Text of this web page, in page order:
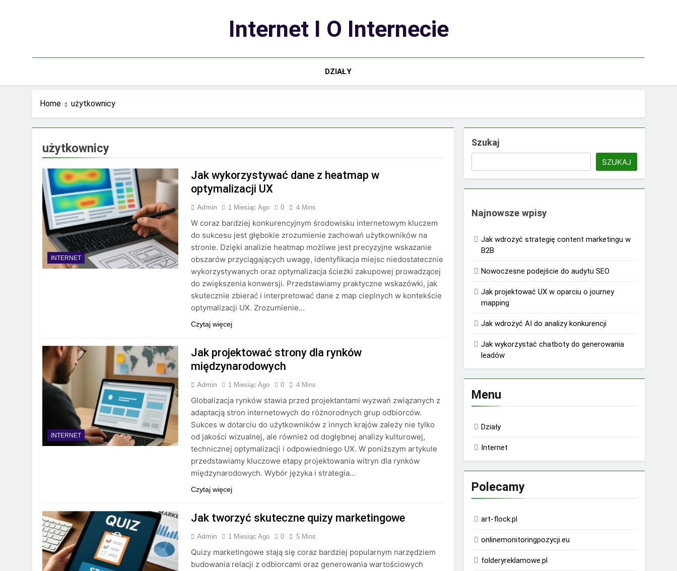
Internet I O Internecie
DZIAŁY
Home użytkownicy
użytkownicy
INTERNET
Jak wykorzystywać dane z heatmap w
optymalizacji UX
Admin 1 Miesiąc Ago 0 4 Mins
W coraz bardziej konkurencyjnym środowisku internetowym kluczem
do sukcesu jest głębokie zrozumienie zachowań użytkowników na
stronie. Dzięki analizie heatmap możliwe jest precyzyjne wskazanie
obszarów przyciągających uwagę, identyfikacja miejsc niedostatecznie
wykorzystywanych oraz optymalizacja ścieżki zakupowej prowadzącej
do zwiększenia konwersji. Przedstawiamy praktyczne wskazówki, jak
skutecznie zbierać i interpretować dane z map cieplnych w kontekście
optymalizacji UX. Zrozumienie…
Czytaj więcej
INTERNET
Jak projektować strony dla rynków
międzynarodowych
Admin 1 Miesiąc Ago 0 4 Mins
Globalizacja rynków stawia przed projektantami wyzwań związanych z
adaptacją stron internetowych do różnorodnych grup odbiorców.
Sukces w dotarciu do użytkowników z innych krajów zależy nie tylko
od jakości wizualnej, ale również od dogłębnej analizy kulturowej,
technicznej optymalizacji i odpowiedniego UX. W poniższym artykule
przedstawiamy kluczowe etapy projektowania witryn dla rynków
międzynarodowych. Wybór języka i strategia…
Czytaj więcej
Jak tworzyć skuteczne quizy marketingowe
Admin 1 Miesiąc Ago 0 5 Mins
Quizy marketingowe stają się coraz bardziej popularnym narzędziem
budowania relacji z odbiorcami oraz generowania wartościowych
Szukaj
SZUKAJ
Najnowsze wpisy
Jak wdrożyć strategię content marketingu w
B2B
Nowoczesne podejście do audytu SEO
Jak projektować UX w oparciu o journey
mapping
Jak wdrożyć AI do analizy konkurencji
Jak wykorzystać chatboty do generowania
leadów
Menu
Działy
Internet
Polecamy
art-flock.pl
onlinemonitoringpozycji.eu
folderyreklamowe.pl